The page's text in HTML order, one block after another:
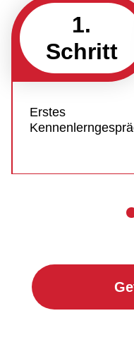
1.
Schritt
Erstes